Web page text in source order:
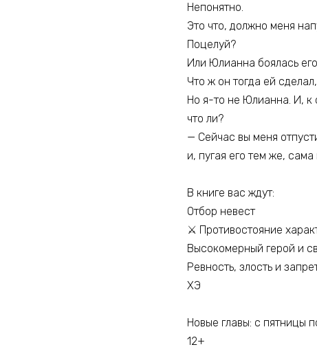
Непонятно.
Это что, должно меня
Поцелуй?
Или Юлианна боялась
Что ж он тогда ей
Но я-то не Юлианна. И, к
что ли?
— Сейчас вы меня
и, пугая его тем же, сама
В книге вас ждут:
Отбор невест
⚔️ Противостояние
Высокомерный герой и
Ревность, злость и
ХЭ
Новые главы: с пятницы
12+